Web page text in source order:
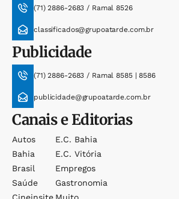
(71) 2886-2683 / Ramal 8526
classificados@grupoatarde.com.br
Publicidade
(71) 2886-2683 / Ramal 8585 | 8586
publicidade@grupoatarde.com.br
Canais e Editorias
Autos
Bahia
Brasil
Saúde
E.c. Bahia
E.c. Vitória
Empregos
Gastronomia